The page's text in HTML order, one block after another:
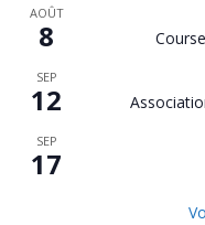
AOÛT
8
SEP
12
SEP
17